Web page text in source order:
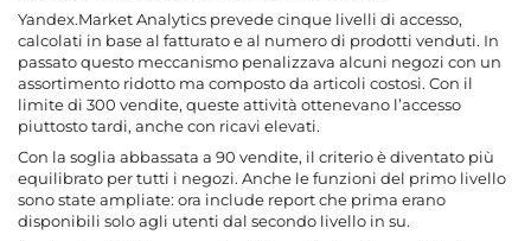
Yandex.Market Analytics prevede cinque livelli di accesso,
calcolati in base al fatturato e al numero di prodotti venduti. In
passato questo meccanismo penalizzava alcuni negozi con un
assortimento ridotto ma composto da articoli costosi. Con il
limite di 300 vendite, queste attività ottenevano l’accesso
piuttosto tardi, anche con ricavi elevati.
Con la soglia abbassata a 90 vendite, il criterio è diventato più
equilibrato per tutti i negozi. Anche le funzioni del primo livello
sono state ampliate: ora include report che prima erano
disponibili solo agli utenti dal secondo livello in su.